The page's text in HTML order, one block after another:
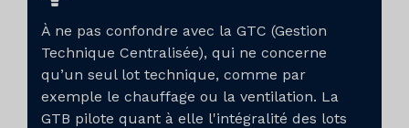
À ne pas confondre avec la GTC (Gestion
Technique Centralisée), qui ne concerne
qu’un seul lot technique, comme par
exemple le chauffage ou la ventilation. La
GTB pilote quant à elle l'intégralité des lots